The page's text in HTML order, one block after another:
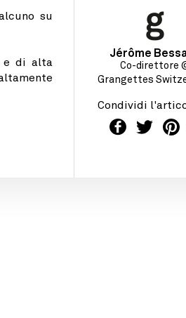
su
e di alta
Jérôme
Co-direttore
Grangettes
Condividi